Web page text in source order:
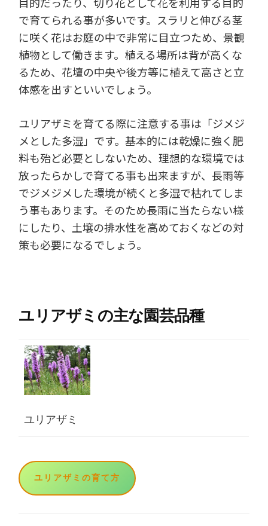
で育てられる事が多いです。スラリと伸びる茎
に咲く花はお庭の中で非常に目立つため、景観
植物として働きます。植える場所は背が高くな
るため、花壇の中央や後方等に植えて高さと立
体感を出すといいでしょう。
ユリアザミを育てる際に注意する事は「ジメジ
メとした多湿」です。基本的には乾燥に強く肥
料も殆ど必要としないため、理想的な環境では
放ったらかしで育てる事も出来ますが、長雨等
でジメジメした環境が続くと多湿で枯れてしま
う事もあります。そのため長雨に当たらない様
にしたり、土壌の排水性を高めておくなどの対
策も必要になるでしょう。
ユリアザミの主な園芸品種
ユリアザミ
ユリアザミの育て方